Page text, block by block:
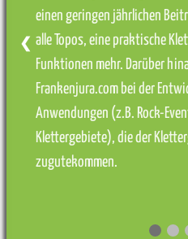
einen geringen jährlichen
alle Topos, eine praktische
Funktionen mehr. Darüber
Frankenjura.com bei der
Anwendungen (z.B. Rock-
Klettergebiete), die der
zugutekommen.
❮